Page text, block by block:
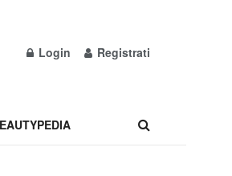
Login Registrati